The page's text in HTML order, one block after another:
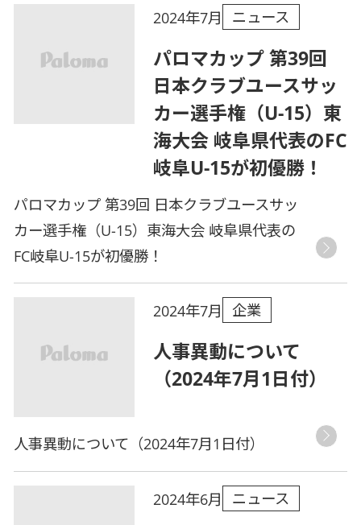
2024年7月 ニュース
パロマカップ 第39回
日本クラブユースサッ
カー選手権（U-15）東
海大会 岐阜県代表のFC
岐阜U-15が初優勝！
パロマカップ 第39回 日本クラブユースサッ
カー選手権（U-15）東海大会 岐阜県代表の
FC岐阜U-15が初優勝！
2024年7月 企業
人事異動について
（2024年7月1日付）
人事異動について（2024年7月1日付）
2024年6月 ニュース